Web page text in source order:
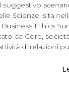
suggestivo
Scienze, sita
Ethics
da Core, società
di relazioni